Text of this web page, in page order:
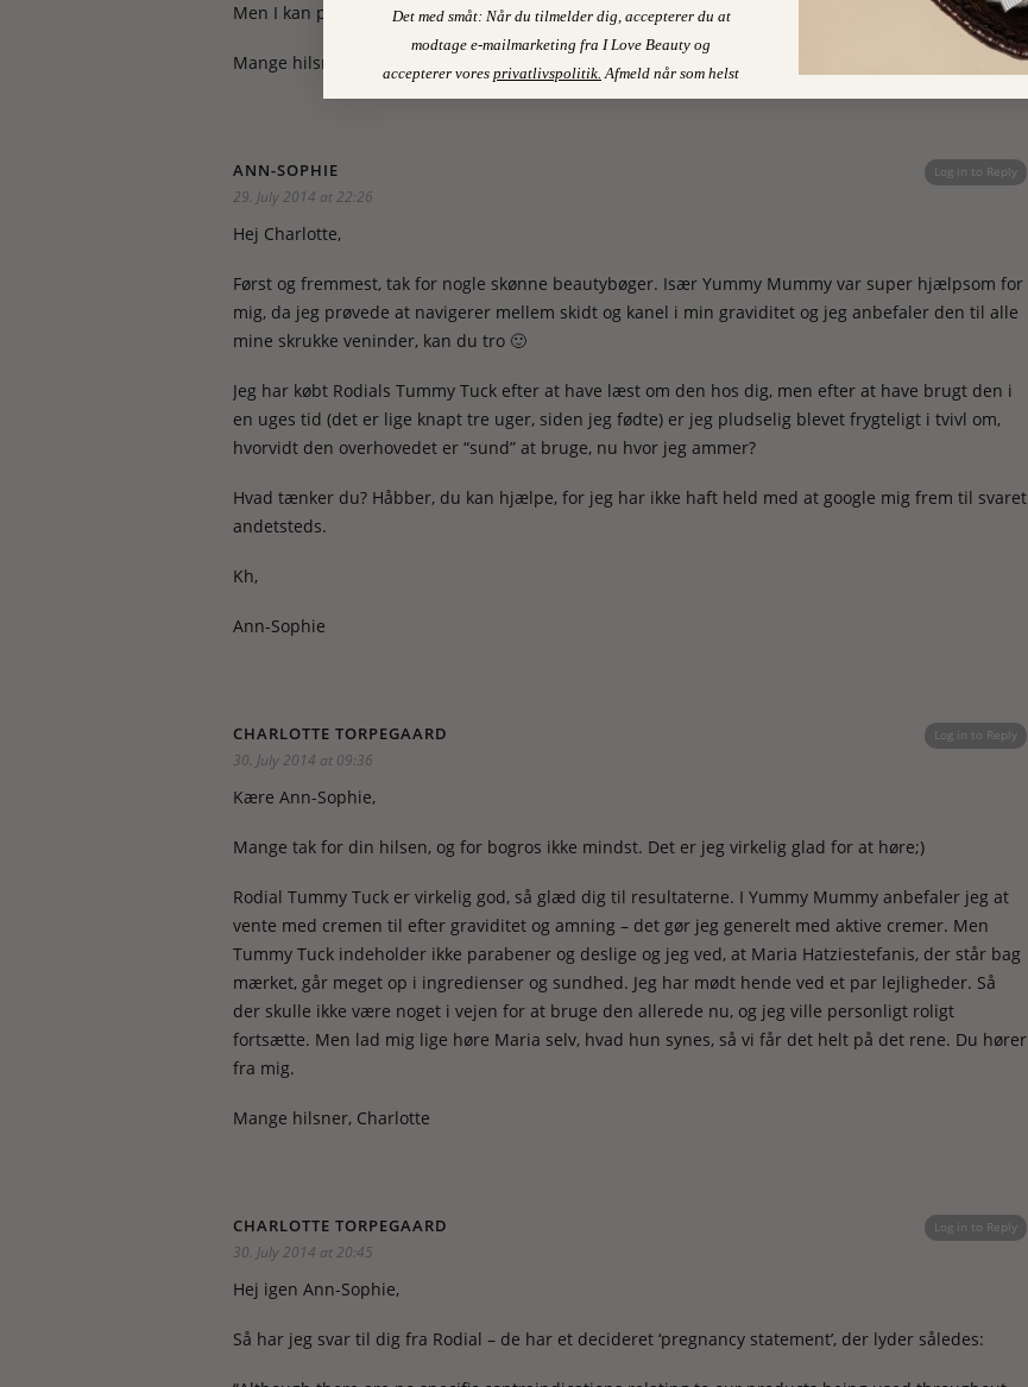
Men I kan prøve selv, hvis I skulle være så heldig at vinde i konkurrencen;)
Mange hilsner, Charlotte
Log in to Reply
ANN-SOPHIE
29. July 2014 at 22:26
Hej Charlotte,
Først og fremmest, tak for nogle skønne beautybøger. Især Yummy Mummy var super hjælpsom for
mig, da jeg prøvede at navigerer mellem skidt og kanel i min graviditet og jeg anbefaler den til alle
mine skrukke veninder, kan du tro 🙂
Jeg har købt Rodials Tummy Tuck efter at have læst om den hos dig, men efter at have brugt den i
en uges tid (det er lige knapt tre uger, siden jeg fødte) er jeg pludselig blevet frygteligt i tvivl om,
hvorvidt den overhovedet er “sund” at bruge, nu hvor jeg ammer?
Hvad tænker du? Håbber, du kan hjælpe, for jeg har ikke haft held med at google mig frem til svaret
andetsteds.
Kh,
Ann-Sophie
Log in to Reply
CHARLOTTE TORPEGAARD
30. July 2014 at 09:36
Kære Ann-Sophie,
Mange tak for din hilsen, og for bogros ikke mindst. Det er jeg virkelig glad for at høre;)
Rodial Tummy Tuck er virkelig god, så glæd dig til resultaterne. I Yummy Mummy anbefaler jeg at
vente med cremen til efter graviditet og amning – det gør jeg generelt med aktive cremer. Men
Tummy Tuck indeholder ikke parabener og deslige og jeg ved, at Maria Hatziestefanis, der står bag
mærket, går meget op i ingredienser og sundhed. Jeg har mødt hende ved et par lejligheder. Så
der skulle ikke være noget i vejen for at bruge den allerede nu, og jeg ville personligt roligt
fortsætte. Men lad mig lige høre Maria selv, hvad hun synes, så vi får det helt på det rene. Du hører
fra mig.
Mange hilsner, Charlotte
Log in to Reply
CHARLOTTE TORPEGAARD
30. July 2014 at 20:45
Hej igen Ann-Sophie,
Så har jeg svar til dig fra Rodial – de har et decideret ‘pregnancy statement’, der lyder således:
Det med småt: Når du tilmelder dig, accepterer du at
modtage e-mailmarketing fra I Love Beauty og
accepterer vores privatlivspolitik Afmeld når som helst